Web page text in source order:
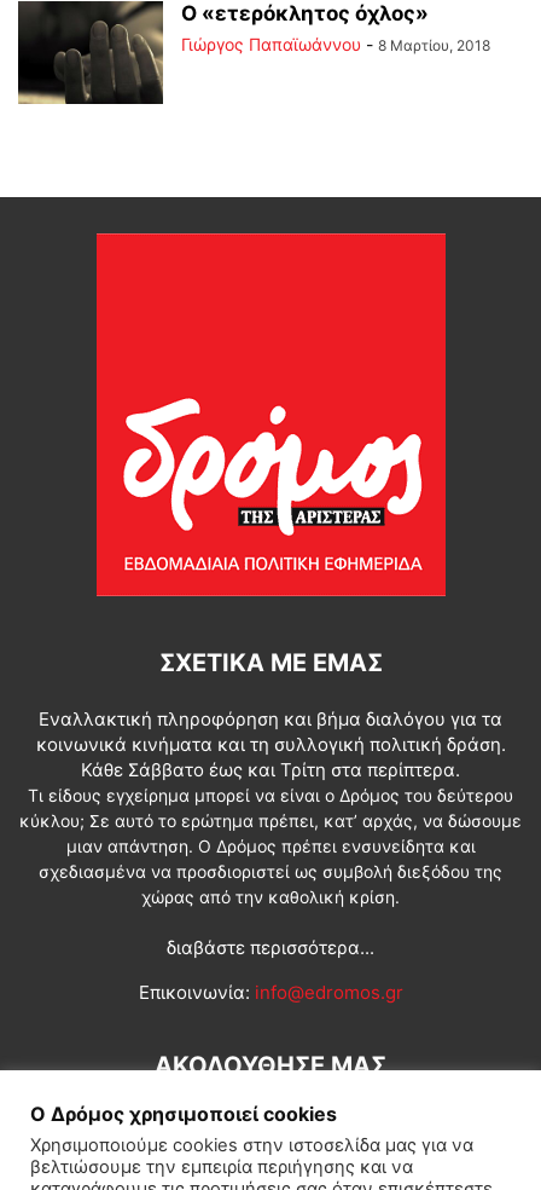
Ο «ετερόκλητος όχλος»
Γιώργος Παπαϊωάννου - 8 Μαρτίου, 2018
ΣΧΕΤΙΚΆ ΜΕ ΕΜΆΣ
Εναλλακτική πληροφόρηση και βήμα διαλόγου για τα
κοινωνικά κινήματα και τη συλλογική πολιτική δράση.
Κάθε Σάββατο έως και Τρίτη στα περίπτερα.
Τι είδους εγχείρημα μπορεί να είναι ο Δρόμος του δεύτερου
κύκλου; Σε αυτό το ερώτημα πρέπει, κατ’ αρχάς, να δώσουμε
μιαν απάντηση. Ο Δρόμος πρέπει ενσυνείδητα και
σχεδιασμένα να προσδιοριστεί ως συμβολή διεξόδου της
χώρας από την καθολική κρίση.
διαβάστε περισσότερα...
Επικοινωνία: info@edromos.gr
ΑΚΟΛΟΥΘΗΣΕ ΜΑΣ
Ο Δρόμος χρησιμοποιεί cookies
Χρησιμοποιούμε cookies στην ιστοσελίδα μας για να
βελτιώσουμε την εμπειρία περιήγησης και να